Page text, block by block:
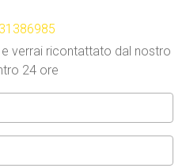
verrai ricontattato dal nostro
24 ore